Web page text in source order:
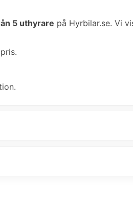
5 uthyrare på Hyrbilar.se. Vi